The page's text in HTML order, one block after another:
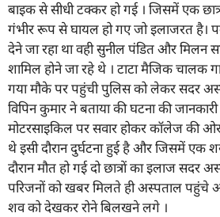
बाइक से सीधी टक्कर हो गई । जिसमें एक
गंभीर रूप से घायल हो गए जो इलाजरत है।
देने जा रहा था वही सुनील पंडित और मिलन
शामिल होने जा रहे थे । टाटा मैजिक चालक
गया मौके पर पहुंची पुलिस को लेकर सदर
विपिन कुमार ने बताया की घटना की
मोटरसाइकिल पर सवार होकर कॉलेज की ओर
थे इसी दौरान दुर्घटना हुई है और जिसमें
दौरान मौत हो गई दो छात्रों का इलाज सदर
परिजनों को खबर मिलते ही अस्पताल
शव को देखकर रोने बिलखने लगे ।